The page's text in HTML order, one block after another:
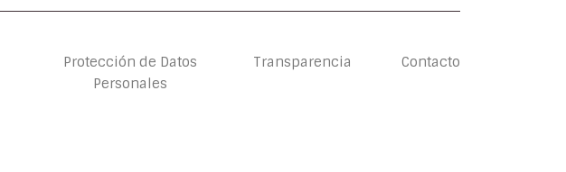
Protección de Datos
Personales
Transparencia Contacto